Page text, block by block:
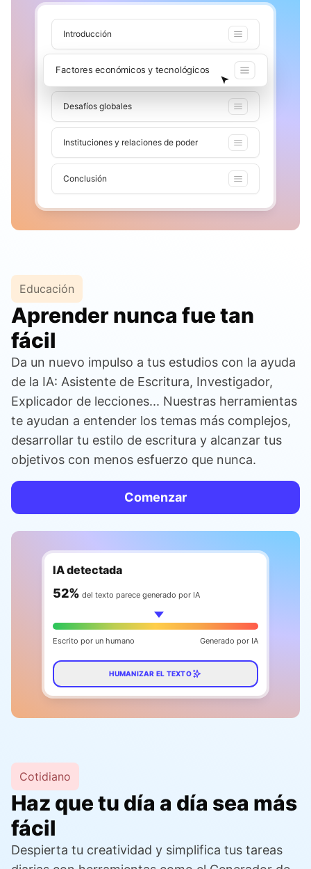
Introducción
Desafíos globales
Instituciones y relaciones de poder
Factores económicos y tecnológicos
Conclusión
Educación
Aprender nunca fue tan
fácil
Da un nuevo impulso a tus estudios con la ayuda
de la IA: Asistente de Escritura, Investigador,
Explicador de lecciones... Nuestras herramientas
te ayudan a entender los temas más complejos,
desarrollar tu estilo de escritura y alcanzar tus
objetivos con menos esfuerzo que nunca.
Comenzar
IA detectada
59% del texto parece generado por IA
Escrito por un humano Generado por IA
HUMANIZAR EL TEXTO
Cotidiano
Haz que tu día a día sea más
fácil
Despierta tu creatividad y simplifica tus tareas